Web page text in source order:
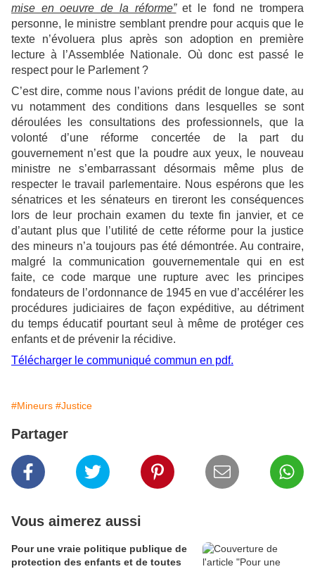
mise en oeuvre de la réforme”et le fond ne trompera
personne, le ministre semblant prendre pour acquis que le
texte n’évoluera plus après son adoption en première
lecture à l’Assemblée Nationale. Où donc est passé le
respect pour le Parlement ?
C’est dire, comme nous l’avions prédit de longue date, au
vu notamment des conditions dans lesquelles se sont
déroulées les consultations des professionnels, que la
volonté d’une réforme concertée de la part du
gouvernement n’est que la poudre aux yeux, le nouveau
ministre ne s’embarrassant désormais même plus de
respecter le travail parlementaire. Nous espérons que les
sénatrices et les sénateurs en tireront les conséquences
lors de leur prochain examen du texte fin janvier, et ce
d’autant plus que l’utilité de cette réforme pour la justice
des mineurs n’a toujours pas été démontrée. Au contraire,
malgré la communication gouvernementale qui en est
faite, ce code marque une rupture avec les principes
fondateurs de l’ordonnance de 1945 en vue d’accélérer les
procédures judiciaires de façon expéditive, au détriment
du temps éducatif pourtant seul à même de protéger ces
enfants et de prévenir la récidive.
Télécharger le communiqué commun en pdf.
#Mineurs #Justice
Partager
Vous aimerez aussi
Pour une vraie politique publique de
protection des enfants et de toutes